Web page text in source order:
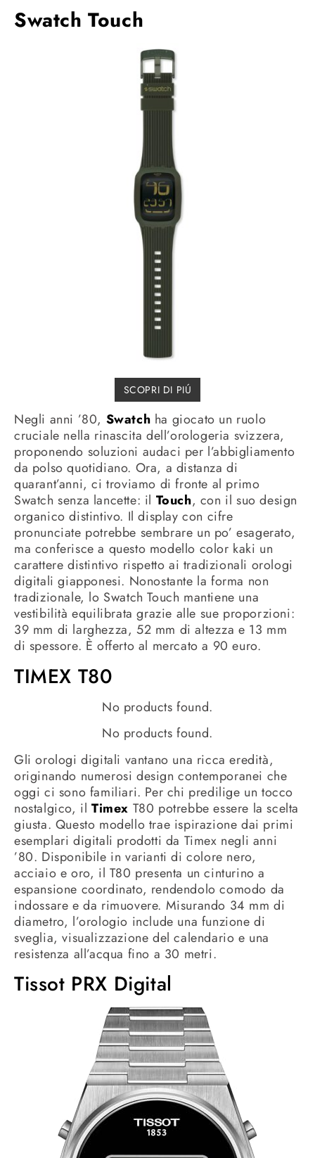
Swatch Touch
SCOPRI DI PIÚ
Negli anni ’80, Swatch ha giocato un ruolo
cruciale nella rinascita dell’orologeria svizzera,
proponendo soluzioni audaci per l’abbigliamento
da polso quotidiano. Ora, a distanza di
quarant’anni, ci troviamo di fronte al primo
Swatch senza lancette: il Touch, con il suo design
organico distintivo. Il display con cifre
pronunciate potrebbe sembrare un po’ esagerato,
ma conferisce a questo modello color kaki un
carattere distintivo rispetto ai tradizionali orologi
digitali giapponesi. Nonostante la forma non
tradizionale, lo Swatch Touch mantiene una
vestibilità equilibrata grazie alle sue proporzioni:
39 mm di larghezza, 52 mm di altezza e 13 mm
di spessore. È offerto al mercato a 90 euro.
TIMEX T80
No products found.
No products found.
Gli orologi digitali vantano una ricca eredità,
originando numerosi design contemporanei che
oggi ci sono familiari. Per chi predilige un tocco
nostalgico, il Timex T80 potrebbe essere la scelta
giusta. Questo modello trae ispirazione dai primi
esemplari digitali prodotti da Timex negli anni
’80. Disponibile in varianti di colore nero,
acciaio e oro, il T80 presenta un cinturino a
espansione coordinato, rendendolo comodo da
indossare e da rimuovere. Misurando 34 mm di
diametro, l’orologio include una funzione di
sveglia, visualizzazione del calendario e una
resistenza all’acqua fino a 30 metri.
Tissot PRX Digital